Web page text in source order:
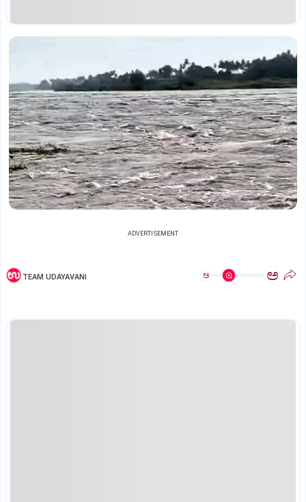
ADVERTISEMENT
TEAM UDAYAVANI ಅ ಅ